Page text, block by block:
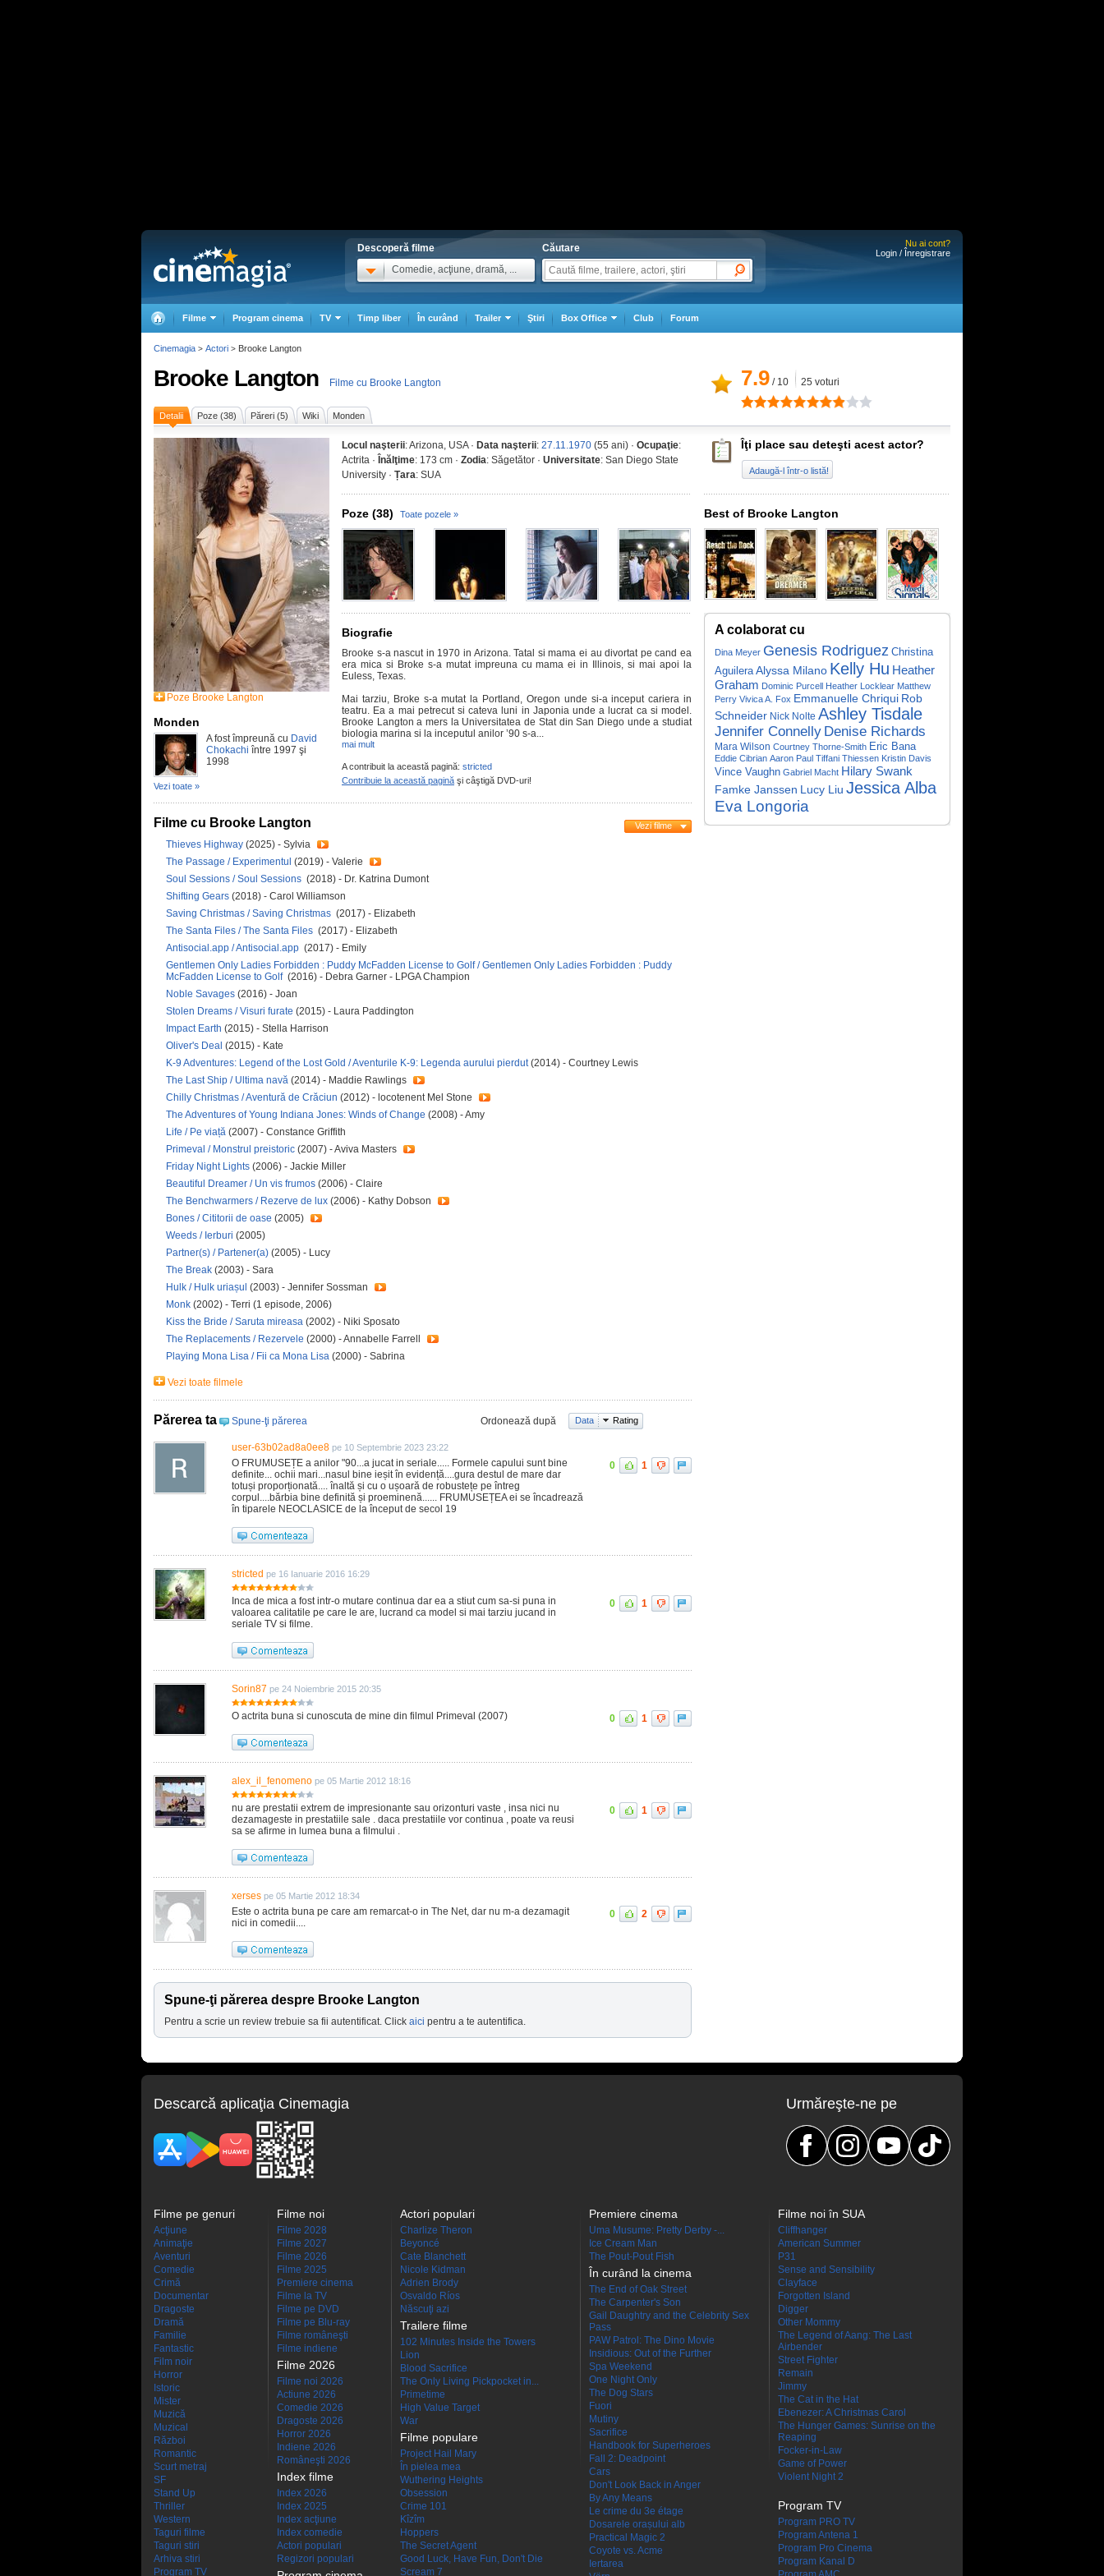
Descoperă filme
Comedie, acţiune, dramă, ...
Căutare
Nu ai cont?
Login / Înregistrare
Filme Program cinema TV Timp liber În curând Trailer Ştiri Box Office Club Forum
Brooke Langton Filme cu Brooke Langton 7.9 / 10 25 voturi
Detalii Poze (38) Păreri (5) Wiki Monden
Poze Brooke Langton
Monden
A fost împreună cu David
Chokachi între 1997 şi
1998
Vezi toate »
Locul naşterii: Arizona, USA · Data naşterii: 27.11.1970 (55 ani) · Ocupaţie:
Actrita · Înălţime: 173 cm · Zodia: Săgetător · Universitate: San Diego State
University · Țara: SUA
Poze (38) Toate pozele »
Biografie
Brooke s-a nascut in 1970 in Arizona. Tatal si mama ei au divortat pe cand ea
era mica si Broke s-a mutat impreuna cu mama ei in Illinois, si mai apoi la
Euless, Texas.
Mai tarziu, Broke s-a mutat la Portland, Oregon unde si-a inceput cariera in
teatru. Ea a mai petrecut si cateva luni in Japonia unde a lucrat ca si model.
Brooke Langton a mers la Universitatea de Stat din San Diego unde a studiat
biologia marina si la inceputul anilor ’90 s-a...
mai mult
A contribuit la această pagină: stricted
Contribuie la această pagină şi câştigă DVD-uri!
Filme cu Brooke Langton Vezi filme
Thieves Highway (2025) - Sylvia
The Passage / Experimentul (2019) - Valerie
Soul Sessions / Soul Sessions (2018) - Dr. Katrina Dumont
Shifting Gears (2018) - Carol Williamson
Saving Christmas / Saving Christmas (2017) - Elizabeth
The Santa Files / The Santa Files (2017) - Elizabeth
Antisocial.app / Antisocial.app (2017) - Emily
Gentlemen Only Ladies Forbidden : Puddy McFadden License to Golf / Gentlemen Only Ladies Forbidden : Puddy
McFadden License to Golf (2016) - Debra Garner - LPGA Champion
Noble Savages (2016) - Joan
Stolen Dreams / Visuri furate (2015) - Laura Paddington
Impact Earth (2015) - Stella Harrison
Oliver's Deal (2015) - Kate
K-9 Adventures: Legend of the Lost Gold / Aventurile K-9: Legenda aurului pierdut(2014) - Courtney Lewis
The Last Ship / Ultima navă (2014) - Maddie Rawlings
Chilly Christmas / Aventură de Crăciun (2012) - locotenent Mel Stone
The Adventures of Young Indiana Jones: Winds of Change (2008) - Amy
Life / Pe viață (2007) - Constance Griffith
Primeval / Monstrul preistoric (2007) - Aviva Masters
Friday Night Lights (2006) - Jackie Miller
Beautiful Dreamer / Un vis frumos (2006) - Claire
The Benchwarmers / Rezerve de lux (2006) - Kathy Dobson
Bones / Cititorii de oase (2005)
Weeds / Ierburi (2005)
Partner(s) / Partener(a) (2005) - Lucy
The Break (2003) - Sara
Hulk / Hulk uriașul (2003) - Jennifer Sossman
Monk (2002) - Terri (1 episode, 2006)
Kiss the Bride / Saruta mireasa (2002) - Niki Sposato
The Replacements / Rezervele (2000) - Annabelle Farrell
Playing Mona Lisa / Fii ca Mona Lisa (2000) - Sabrina
Vezi toate filmele
Părerea ta Spune-ţi părerea Ordonează după Data Rating
user-63b02ad8a0ee8 pe 10 Septembrie 2023 23:22
O FRUMUSEȚE a anilor "90...a jucat in seriale..... Formele capului sunt bine
definite... ochii mari...nasul bine ieșit în evidență....gura destul de mare dar
totuși proporționată.... înaltă și cu o ușoară de robustețe pe întreg
corpul....bărbia bine definită și proeminenă...... FRUMUSEȚEA ei se încadrează
în tiparele NEOCLASICE de la început de secol 19
0 1
stricted pe 16 Ianuarie 2016 16:29
Inca de mica a fost intr-o mutare continua dar ea a stiut cum sa-si puna in
valoarea calitatile pe care le are, lucrand ca model si mai tarziu jucand in
seriale TV si filme.
0 1
Sorin87 pe 24 Noiembrie 2015 20:35
O actrita buna si cunoscuta de mine din filmul Primeval (2007) 0 1
alex_il_fenomeno pe 05 Martie 2012 18:16
nu are prestatii extrem de impresionante sau orizonturi vaste , insa nici nu
dezamageste in prestatiile sale . daca prestatiile vor continua , poate va reusi
sa se afirme in lumea buna a filmului .
0 1
xerses pe 05 Martie 2012 18:34
Este o actrita buna pe care am remarcat-o in The Net, dar nu m-a dezamagit
nici in comedii....
0 2
Spune-ţi părerea despre Brooke Langton
Pentru a scrie un review trebuie sa fii autentificat. Click aici pentru a te autentifica.
Îţi place sau deteşti acest actor?
Adaugă-l într-o listă!
Best of Brooke Langton
A colaborat cu
Dina Meyer Genesis Rodriguez Christina
Aguilera Alyssa Milano Kelly Hu Heather
Graham Dominic Purcell Heather Locklear Matthew
Perry Vivica A. Fox Emmanuelle Chriqui Rob
Schneider Nick Nolte Ashley Tisdale
Jennifer Connelly Denise Richards
Mara Wilson Courtney Thorne-Smith Eric Bana
Eddie Cibrian Aaron Paul Tiffani Thiessen Kristin Davis
Vince Vaughn Gabriel Macht Hilary Swank
Famke Janssen Lucy Liu Jessica Alba
Eva Longoria
Cinemagia > Actori > Brooke Langton
Descarcă aplicaţia Cinemagia Urmăreşte-ne pe
Filme pe genuri
Acţiune
Animaţie
Aventuri
Comedie
Crimă
Documentar
Dragoste
Dramă
Familie
Fantastic
Film noir
Horror
Istoric
Mister
Muzică
Muzical
Război
Romantic
Scurt metraj
SF
Stand Up
Thriller
Western
Taguri filme
Taguri stiri
Arhiva stiri
Program TV
Filme noi
Filme 2028
Filme 2027
Filme 2026
Filme 2025
Premiere cinema
Filme la TV
Filme pe DVD
Filme pe Blu-ray
Filme româneşti
Filme indiene
Filme 2026
Filme noi 2026
Actiune 2026
Comedie 2026
Dragoste 2026
Horror 2026
Indiene 2026
Româneşti 2026
Index filme
Index 2026
Index 2025
Index acţiune
Index comedie
Actori populari
Regizori populari
Actori populari
Charlize Theron
Beyoncé
Cate Blanchett
Nicole Kidman
Adrien Brody
Osvaldo Ríos
Născuţi azi
Trailere filme
102 Minutes Inside the Towers
Lion
Blood Sacrifice
The Only Living Pickpocket in...
Primetime
High Value Target
War
Filme populare
Project Hail Mary
În pielea mea
Wuthering Heights
Obsession
Crime 101
Kîzîm
Hoppers
The Secret Agent
Good Luck, Have Fun, Don't Die
Scream 7
Premiere cinema
Uma Musume: Pretty Derby -...
Ice Cream Man
The Pout-Pout Fish
În curând la cinema
The End of Oak Street
The Carpenter's Son
Gail Daughtry and the Celebrity Sex
Pass
PAW Patrol: The Dino Movie
Insidious: Out of the Further
Spa Weekend
One Night Only
The Dog Stars
Fuori
Mutiny
Sacrifice
Handbook for Superheroes
Fall 2: Deadpoint
Cars
Don't Look Back in Anger
By Any Means
Le crime du 3e étage
Dosarele orașului alb
Practical Magic 2
Coyote vs. Acme
Iertarea
Filme noi în SUA
Cliffhanger
American Summer
P31
Sense and Sensibility
Clayface
Forgotten Island
Digger
Other Mommy
The Legend of Aang: The Last
Airbender
Street Fighter
Remain
Jimmy
The Cat in the Hat
Ebenezer: A Christmas Carol
The Hunger Games: Sunrise on the
Reaping
Focker-in-Law
Game of Power
Violent Night 2
Program TV
Program PRO TV
Program Antena 1
Program Pro Cinema
Program Kanal D